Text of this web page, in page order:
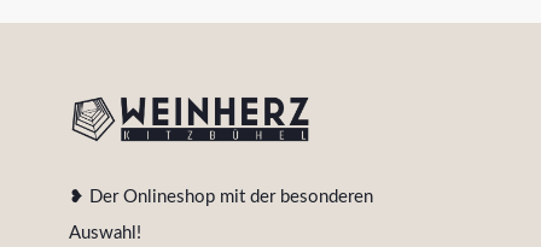
❥ Der Onlineshop mit der besonderen
Auswahl!